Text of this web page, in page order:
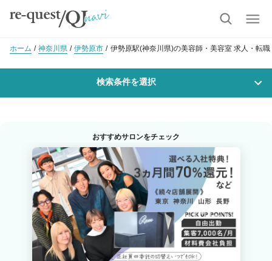
ホーム 神奈川県 伊勢原市 伊勢原駅(神奈川県)の美容師・美容室 求人・転
検索条件を選択
沿線・駅を選択 市区町村を選択
伊勢原
職種・技能ランク
おすすめサロンをチェック